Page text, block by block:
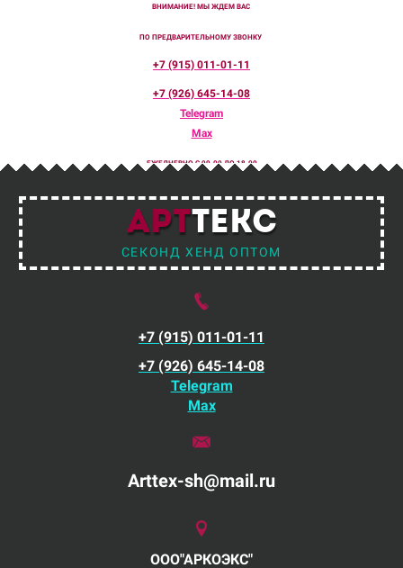
ВНИМАНИЕ! МЫ ЖДЕМ ВАС
ПО ПРЕДВАРИТЕЛЬНОМУ ЗВОНКУ
+7 (915) 011-01-11
+7 (926) 645-14-08
Telegram
Max
ЕЖЕДНЕВНО С 09-00 ДО 18-00
АРТТЕКС
СЕКОНД ХЕНД ОПТОМ
+7 (915) 011-01-11
+7 (926) 645-14-08
Telegram
Max
Arttex-sh@mail.ru
ООО"АРКОЭКС"